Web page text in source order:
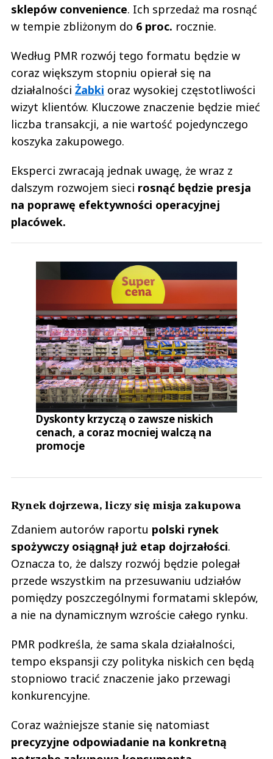
sklepów convenience. Ich sprzedaż ma rosnąć
w tempie zbliżonym do 6 proc. rocznie.
Według PMR rozwój tego formatu będzie w
coraz większym stopniu opierał się na
działalności Żabki oraz wysokiej częstotliwości
wizyt klientów. Kluczowe znaczenie będzie mieć
liczba transakcji, a nie wartość pojedynczego
koszyka zakupowego.
Eksperci zwracają jednak uwagę, że wraz z
dalszym rozwojem sieci rosnąć będzie presja
na poprawę efektywności operacyjnej
placówek.
Dyskonty krzyczą o zawsze niskich
cenach, a coraz mocniej walczą na
promocje
Rynek dojrzewa, liczy się misja zakupowa
Zdaniem autorów raportu polski rynek
spożywczy osiągnął już etap dojrzałości.
Oznacza to, że dalszy rozwój będzie polegał
przede wszystkim na przesuwaniu udziałów
pomiędzy poszczególnymi formatami sklepów,
a nie na dynamicznym wzroście całego rynku.
PMR podkreśla, że sama skala działalności,
tempo ekspansji czy polityka niskich cen będą
stopniowo tracić znaczenie jako przewagi
konkurencyjne.
Coraz ważniejsze stanie się natomiast
precyzyjne odpowiadanie na konkretną